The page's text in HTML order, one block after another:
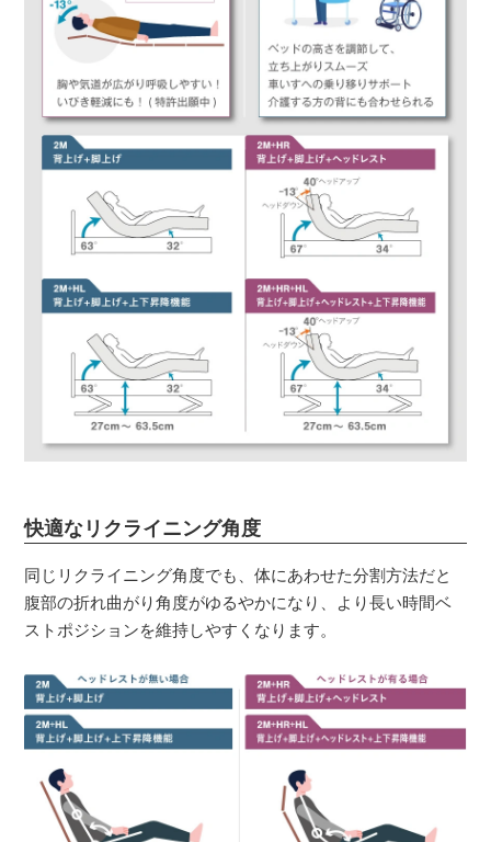
快適なリクライニング角度
同じリクライニング角度でも、体にあわせた分割方法だと
腹部の折れ曲がり角度がゆるやかになり、より長い時間ベ
ストポジションを維持しやすくなります。